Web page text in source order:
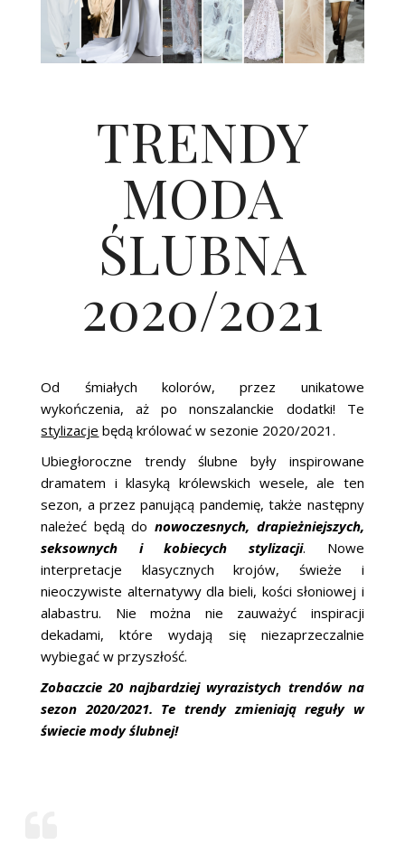
ARCHIWUM
TRENDY
MODA
ŚLUBNA
2020/2021
Od śmiałych kolorów, przez unikatowe
wykończenia, aż po nonszalanckie dodatki! Te
stylizacje będą królować w sezonie 2020/2021.
Ubiegłoroczne trendy ślubne były inspirowane
dramatem i klasyką królewskich wesele, ale ten
sezon, a przez panującą pandemię, także następny
należeć będą do nowoczesnych, drapieżniejszych,
seksownych i kobiecych stylizacji. Nowe
interpretacje klasycznych krojów, świeże i
nieoczywiste alternatywy dla bieli, kości słoniowej i
alabastru. Nie można nie zauważyć inspiracji
dekadami, które wydają się niezaprzeczalnie
wybiegać w przyszłość.
Zobaczcie 20 najbardziej wyrazistych trendów na
sezon 2020/2021. Te trendy zmieniają reguły w
świecie mody ślubnej!